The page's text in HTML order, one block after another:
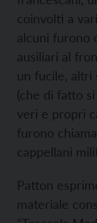
coinvolti a
alcuni furono
ausiliari al
un fucile, altri
(che di fatto
veri e propri
furono
cappellani
Patton
materiale